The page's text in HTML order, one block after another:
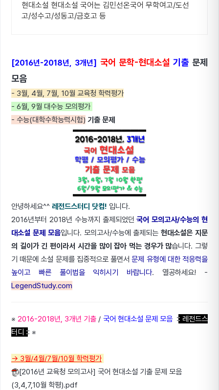
현대소설 현대소설 국어는 김민선온국어 무학여고/도선
고/성수고/성동고/금호고 등
[2016년-2018년, 3개년] 국어 문학-현대소설 기출 문제
모음
- 3월, 4월, 7월, 10월 교육청 학력평가
- 6월, 9월 대수능 모의평가
- 수능(대학수학능력시험) 기출 문제
안녕하세요^^ 레전드스터디 닷컴! 입니다.
2016년부터 2018년 수능까지 출제되었던국어 모의고사/수능의 현
대소설 문제 모음입니다. 모의고사/수능에 출제되는현대소설은 지문
의 길이가 긴 편이라서 시간을 많이 잡아 먹는 경우가 많습니다. 그렇
기 때문에 소설 문제를 집중적으로 풀면서문제 유형에 대한 적응력을
높이고 빠른 풀이법을 익히시기 바랍니다. 열공하세요! -
LegendStudy.com
※ 2016-2018년, 3개년 기출 / 국어 현대소설 문제 모음:: 레전드스
터디 :: ※
→ 3월/4월/7월/10월 학력평가
[2016년 교육청 모의고사] 국어 현대소설 기출 문제 모음
(3,4,7,10월 학평).pdf